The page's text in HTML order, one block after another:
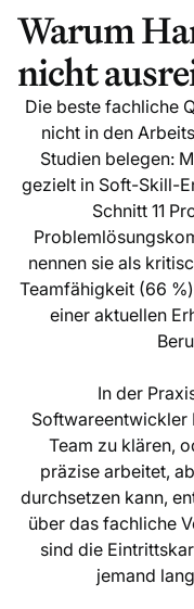
Warum
nicht
Die beste fachliche
nicht in den
Studien belegen:
gezielt in Soft-Skill-
Schnitt 11
nennen sie als
Teamfähigkeit (66
einer aktuellen
In der
Softwareentwickler
Team zu klären,
präzise arbeitet,
durchsetzen kann,
über das fachliche
sind die
jemand